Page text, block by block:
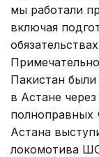
мы работали
включая
Пакистан
в Астане
Астана
локомотива